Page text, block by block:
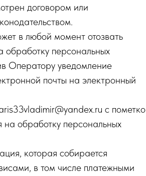
договором или
в любой момент отозвать
обработку персональных
Оператору уведомление
почты на электронный
с
на обработку персональных
которая собирается
в том числе платежными